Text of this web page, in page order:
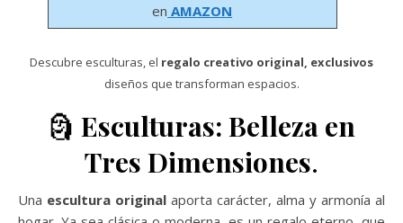
en AMAZON
Descubre esculturas, el regalo creativo original, exclusivos
diseños que transforman espacios.
🗿 Esculturas: Belleza en
Tres Dimensiones.
Una escultura original aporta carácter, alma y armonía al